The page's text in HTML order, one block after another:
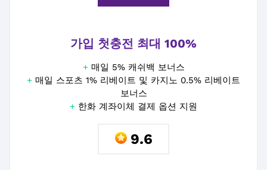
가입 첫충전 최대 100%
+ 매일 5% 캐쉬백 보너스
+ 매일 스포츠 1% 리베이트 및 카지노 0.5% 리베이트
보너스
+ 한화 계좌이체 결제 옵션 지원
9.6